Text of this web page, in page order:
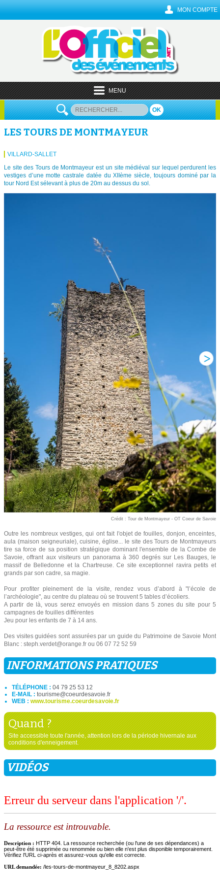
MON COMPTE
MENU
OK
LES TOURS DE MONTMAYEUR
VILLARD-SALLET
Le site des Tours de Montmayeur est un site médiéval sur lequel perdurent les
vestiges d’une motte castrale datée du XIIème siècle, toujours dominé par la
tour Nord Est sélevant à plus de 20m au dessus du sol.
Crédit : Tour de Montmayeur - OT Coeur de Savoie
Outre les nombreux vestiges, qui ont fait l'objet de fouilles, donjon, enceintes,
aula (maison seigneuriale), cuisine, église... le site des Tours de Montmayeurs
tire sa force de sa position stratégique dominant l'ensemble de la Combe de
Savoie, offrant aux visiteurs un panorama à 360 degrés sur Les Bauges, le
massif de Belledonne et la Chartreuse. Ce site exceptionnel ravira petits et
grands par son cadre, sa magie.
Pour profiter pleinement de la visite, rendez vous d’abord à "l’école de
l’archéologie", au centre du plateau où se trouvent 5 tables d’écoliers.
A partir de là, vous serez envoyés en mission dans 5 zones du site pour 5
campagnes de fouilles différentes
Jeu pour les enfants de 7 à 14 ans.
Des visites guidées sont assurées par un guide du Patrimoine de Savoie Mont
Blanc : steph.verdet@orange.fr ou 06 07 72 52 59
INFORMATIONS PRATIQUES
TÉLÉPHONE : 04 79 25 53 12
E-MAIL : tourisme@coeurdesavoie.fr
WEB : www.tourisme.coeurdesavoie.fr
Quand ?
Site accessible toute l'année, attention lors de la période hivernale aux
conditions d'enneigement.
VIDÉOS